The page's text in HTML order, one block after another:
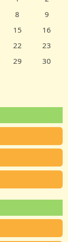
8
9
15
16
22
23
29
30